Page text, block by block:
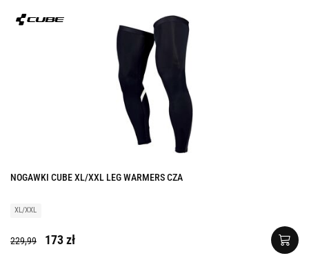
NOGAWKI CUBE XL/XXL LEG WARMERS CZA
XL/XXL
229,99 173 zł